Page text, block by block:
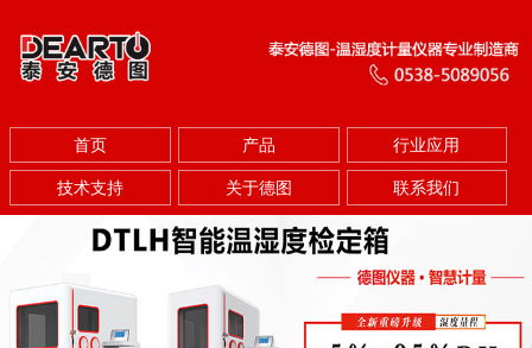
首页 产品 行业应用
技术支持 关于德图 联系我们